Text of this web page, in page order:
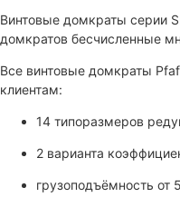
Винтовые домкраты серии
домкратов бесчисленные
Все винтовые домкраты
клиентам:
14 типоразмеров
2 варианта
грузоподъёмность от